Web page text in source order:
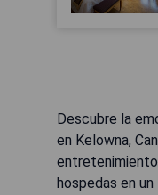
Descubre la
en Kelowna,
hospedas en